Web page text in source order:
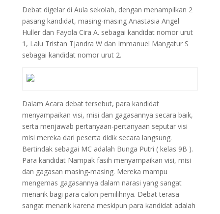
Debat digelar di Aula sekolah, dengan menampilkan 2
pasang kandidat, masing-masing Anastasia Angel
Huller dan Fayola Cira A. sebagai kandidat nomor urut
1, Lalu Tristan Tjandra W dan Immanuel Mangatur S
sebagai kandidat nomor urut 2.
Dalam Acara debat tersebut, para kandidat
menyampaikan visi, misi dan gagasannya secara baik,
serta menjawab pertanyaan-pertanyaan seputar visi
misi mereka dari peserta didik secara langsung.
Bertindak sebagai MC adalah Bunga Putri ( kelas 9B ).
Para kandidat Nampak fasih menyampaikan visi, misi
dan gagasan masing-masing. Mereka mampu
mengemas gagasannya dalam narasi yang sangat
menarik bagi para calon pemilihnya. Debat terasa
sangat menarik karena meskipun para kandidat adalah